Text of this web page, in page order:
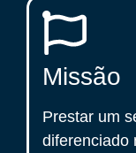
Missão
Prestar um
diferenciado